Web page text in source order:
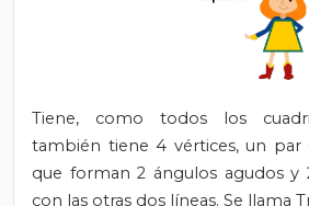
Tiene, como todos los
también tiene 4 vértices, un par
que forman 2 ángulos agudos y
con las otras dos líneas. Se llama